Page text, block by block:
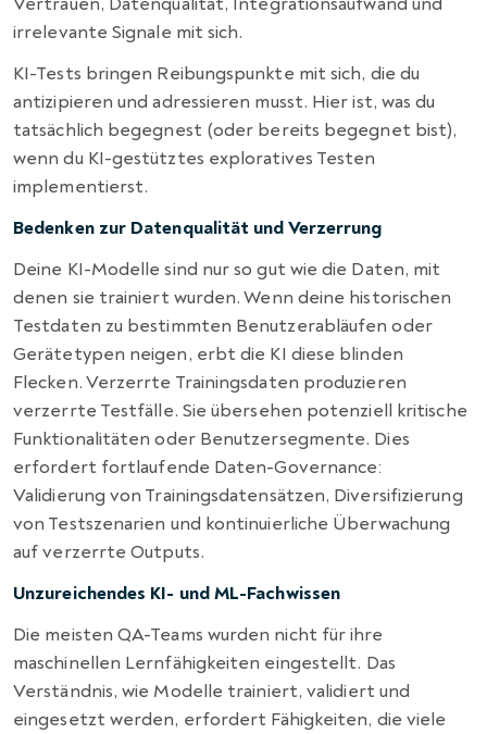
irrelevante Signale mit sich.
KI-Tests bringen Reibungspunkte mit sich, die du
antizipieren und adressieren musst. Hier ist, was du
tatsächlich begegnest (oder bereits begegnet bist),
wenn du KI-gestütztes exploratives Testen
implementierst.
Bedenken zur Datenqualität und Verzerrung
Deine KI-Modelle sind nur so gut wie die Daten, mit
denen sie trainiert wurden. Wenn deine historischen
Testdaten zu bestimmten Benutzerabläufen oder
Gerätetypen neigen, erbt die KI diese blinden
Flecken. Verzerrte Trainingsdaten produzieren
verzerrte Testfälle. Sie übersehen potenziell kritische
Funktionalitäten oder Benutzersegmente. Dies
erfordert fortlaufende Daten-Governance:
Validierung von Trainingsdatensätzen, Diversifizierung
von Testszenarien und kontinuierliche Überwachung
auf verzerrte Outputs.
Unzureichendes KI- und ML-Fachwissen
Die meisten QA-Teams wurden nicht für ihre
maschinellen Lernfähigkeiten eingestellt. Das
Verständnis, wie Modelle trainiert, validiert und
eingesetzt werden, erfordert Fähigkeiten, die viele